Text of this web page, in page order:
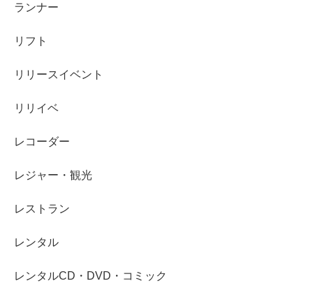
ランナー
リフト
リリースイベント
リリイベ
レコーダー
レジャー・観光
レストラン
レンタル
レンタルCD・DVD・コミック